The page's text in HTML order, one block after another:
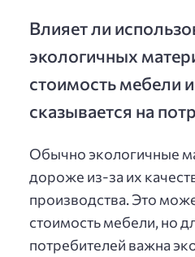
Влияет ли
экологичных
стоимость мебели
сказывается на
Обычно экологичные
дороже из-за их
производства. Это
стоимость мебели, но
потребителей важна